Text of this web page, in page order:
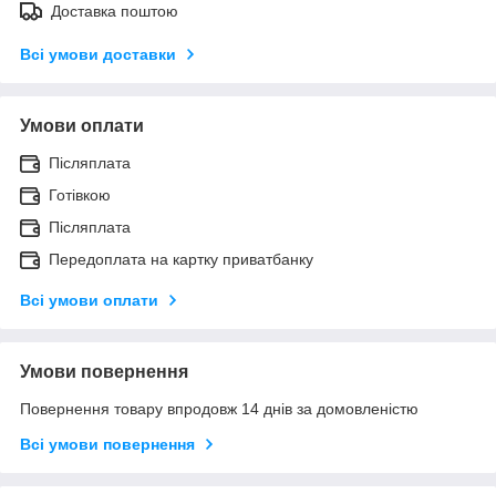
Доставка поштою
Всі умови доставки
Умови оплати
Післяплата
Готівкою
Післяплата
Передоплата на картку приватбанку
Всі умови оплати
Умови повернення
Повернення товару впродовж 14 днів за домовленістю
Всі умови повернення